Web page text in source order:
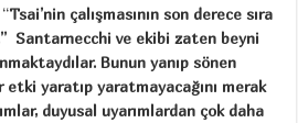
Tsai’nin çalışmasının son derece sıra
Santarnecchi ve ekibi zaten beyni
Bunun yanıp sönen
etki yaratıp yaratmayacağını merak
duyusal uyarımlardan çok daha